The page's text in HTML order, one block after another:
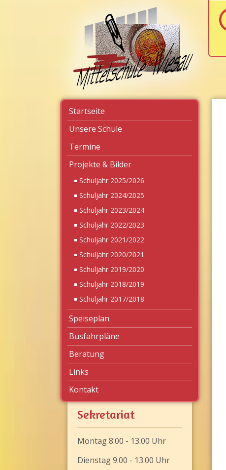
Navigation
überspringen
Startseite
Unsere Schule
Termine
Projekte & Bilder
Schuljahr 2025/2026
Schuljahr 2024/2025
Schuljahr 2023/2024
Schuljahr 2022/2023
Schuljahr 2021/2022
Schuljahr 2020/2021
Schuljahr 2019/2020
Schuljahr 2018/2019
Schuljahr 2017/2018
Speiseplan
Busfahrpläne
Beratung
Links
Kontakt
Sekretariat
Montag 8.00 - 13.00 Uhr
Dienstag 9.00 - 13.00 Uhr